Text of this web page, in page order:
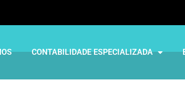
CONTABILIDADE ESPECIALIZADA